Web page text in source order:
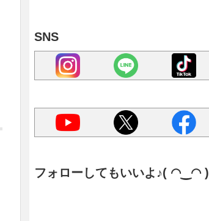
SNS
フォローしてもいいよ♪( ◠‿◠ )